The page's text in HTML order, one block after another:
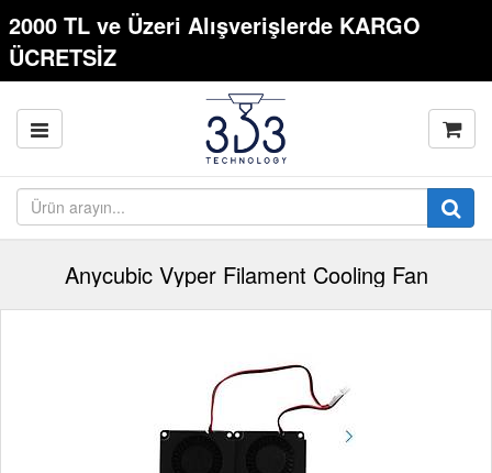
2000 TL ve Üzeri Alışverişlerde KARGO
ÜCRETSİZ
Anycubic Vyper Filament Cooling Fan